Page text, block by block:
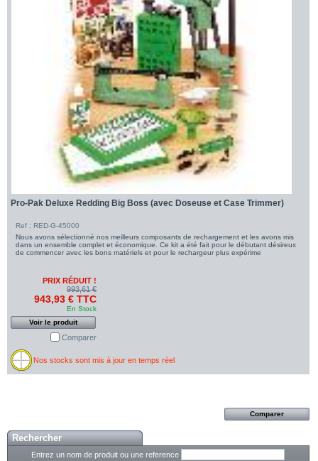
Pro-Pak Deluxe Redding Big Boss (avec Doseuse et Case Trimmer)
Ref : RED-G-45000
Nous avons sélectionné nos meilleurs composants de rechargement et les avons mis
dans un ensemble complet et économique. Ce kit a été fait pour le débutant désireux
de commencer avec les bons matériels et pour le rechargeur plus expérime
PRIX RÉDUIT !
993,61 €
943,93 € TTC
En Stock
Voir le produit
Comparer
Nos stocks sont mis à jour en temps réel
Rechercher
Entrez un nom de produit ou une reference